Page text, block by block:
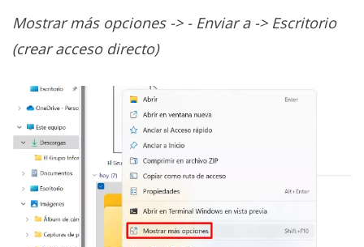
Mostrar más opciones -> - Enviar a -> Escritorio
(crear acceso directo)